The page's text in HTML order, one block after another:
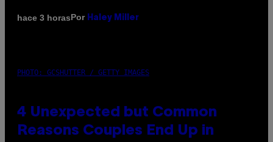
hace 3 horasPor Haley Miller
PHOTO: GCSHUTTER / GETTY IMAGES
4 Unexpected but Common
Reasons Couples End Up in